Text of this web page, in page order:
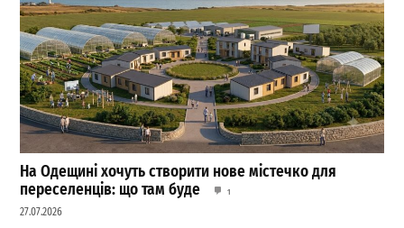
На Одещині хочуть створити нове містечко для
переселенців: що там буде
1
27.07.2026